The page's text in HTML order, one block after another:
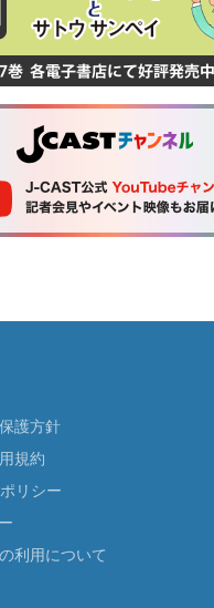
護方針
規約
リシー
利用について